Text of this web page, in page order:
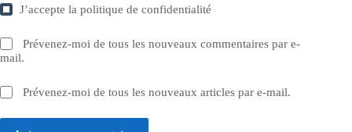
J’accepte lapolitique de confidentialité
Prévenez-moi de tous les nouveaux commentaires par e-
mail.
Prévenez-moi de tous les nouveaux articles par e-mail.